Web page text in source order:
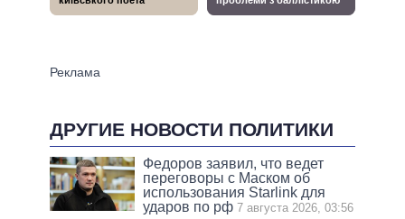
ДРУГИЕ НОВОСТИ ПОЛИТИКИ
Федоров заявил, что ведет
переговоры с Маском об
использования Starlink для
ударов по рф 7 августа 2026, 03:56